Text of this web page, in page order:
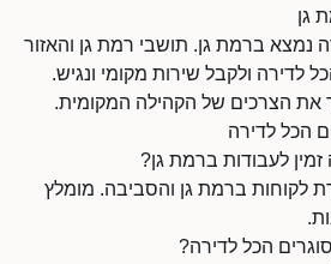
גן
נמצא ברמת גן. תושבי רמת גן והאזור
לדירה ולקבל שירות מקומי ונגיש.
את הצרכים של הקהילה המקומית.
הכל לדירה
לעבודות ברמת גן?
לקוחות ברמת גן והסביבה. מומלץ
הכל לדירה?